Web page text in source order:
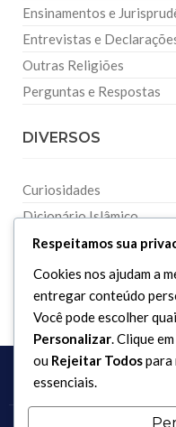
Ensinamentos e
Entrevistas e
Outras Religiões
Perguntas e Respostas
DIVERSOS
Curiosidades
Dicionário Islâmico
Downloads
Respeitamos sua
Cookies nos ajudam a
entregar conteúdo
Você pode escolher
Personalizar. Clique em
ou Rejeitar Todospara
essenciais.